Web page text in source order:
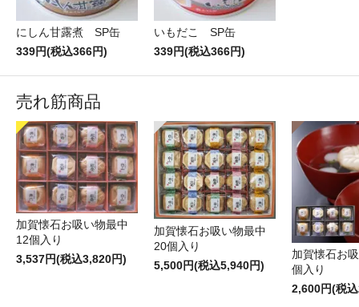
にしん甘露煮 SP缶
339円(税込366円)
いもだこ SP缶
339円(税込366円)
売れ筋商品
加賀懐石お吸い物最中
12個入り
3,537円(税込3,820円)
加賀懐石お吸い物最中
20個入り
5,500円(税込5,940円)
加賀懐石お
個入り
2,600円(税